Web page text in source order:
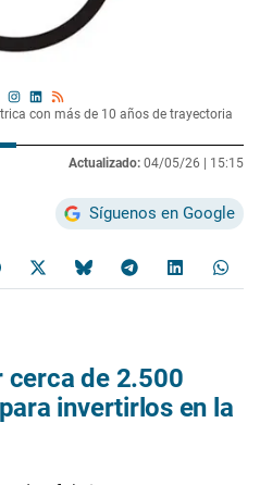
con más de 10 años de trayectoria
Actualizado: 04/05/26 | 15:15
Síguenos en Google
cerca de 2.500
invertirlos en la